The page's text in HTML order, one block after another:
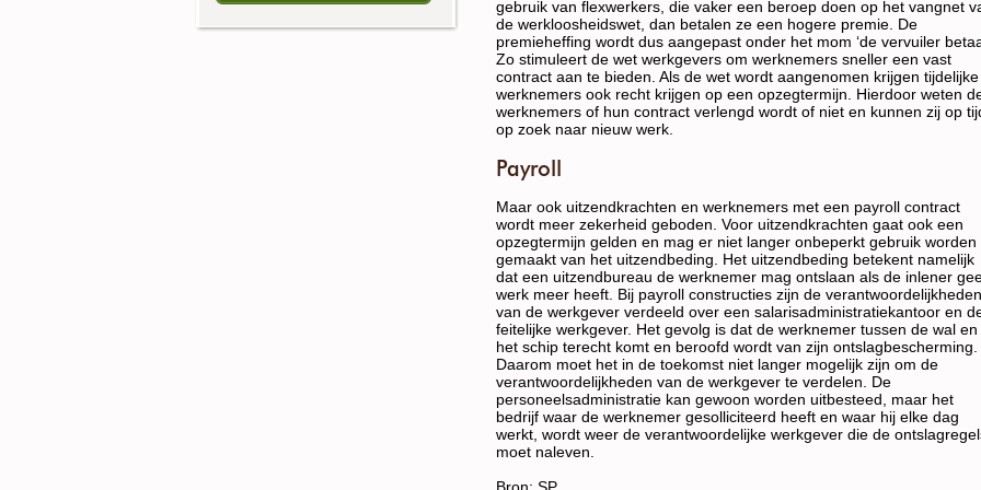
gebruik van flexwerkers, die vaker een beroep doen op het vangnet
de werkloosheidswet, dan betalen ze een hogere premie. De
premieheffing wordt dus aangepast onder het mom ‘de vervuiler
Zo stimuleert de wet werkgevers om werknemers sneller een vast
contract aan te bieden. Als de wet wordt aangenomen krijgen tijdelijke
werknemers ook recht krijgen op een opzegtermijn. Hierdoor weten
werknemers of hun contract verlengd wordt of niet en kunnen zij op
op zoek naar nieuw werk.
Payroll
Maar ook uitzendkrachten en werknemers met een payroll contract
wordt meer zekerheid geboden. Voor uitzendkrachten gaat ook een
opzegtermijn gelden en mag er niet langer onbeperkt gebruik worden
gemaakt van het uitzendbeding. Het uitzendbeding betekent namelijk
dat een uitzendbureau de werknemer mag ontslaan als de inlener
werk meer heeft. Bij payroll constructies zijn de verantwoordelijkheden
van de werkgever verdeeld over een salarisadministratiekantoor en
feitelijke werkgever. Het gevolg is dat de werknemer tussen de wal en
het schip terecht komt en beroofd wordt van zijn ontslagbescherming.
Daarom moet het in de toekomst niet langer mogelijk zijn om de
verantwoordelijkheden van de werkgever te verdelen. De
personeelsadministratie kan gewoon worden uitbesteed, maar het
bedrijf waar de werknemer gesolliciteerd heeft en waar hij elke dag
werkt, wordt weer de verantwoordelijke werkgever die de
moet naleven.